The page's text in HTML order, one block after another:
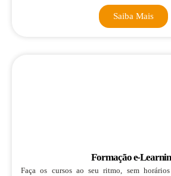
Saiba Mais
Formação e-
Faça os cursos ao seu ritmo, sem